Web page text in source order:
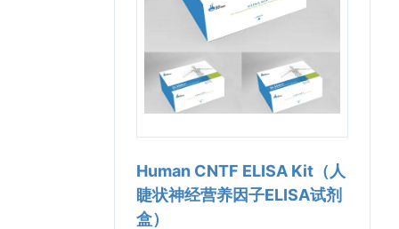
Human CNTF ELISA Kit（人
睫状神经营养因子ELISA试剂
盒）